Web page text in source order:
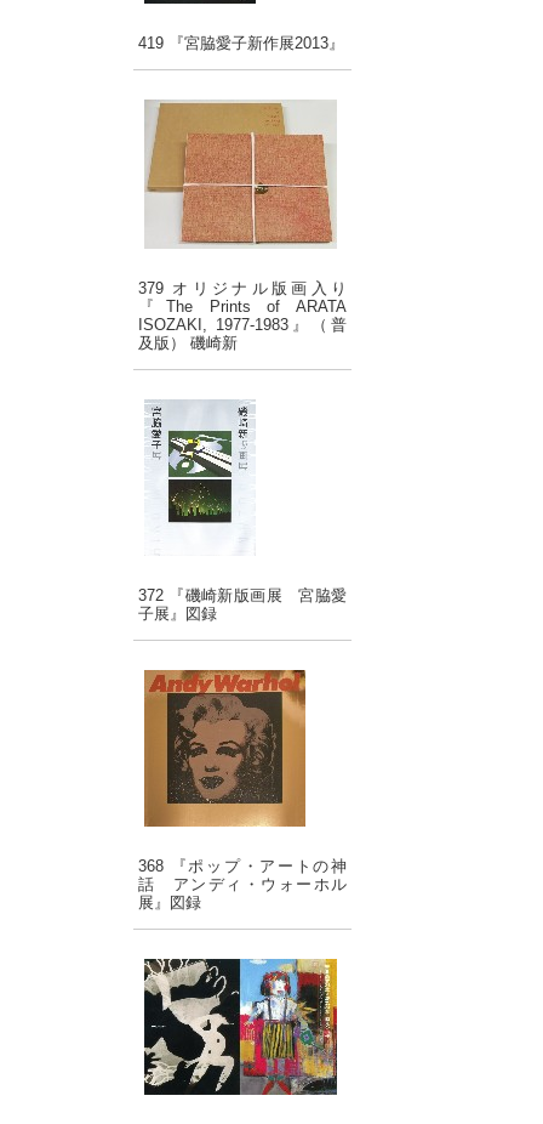
419 『宮脇愛子新作展2013』
379 オリジナル版画入り
『The Prints of ARATA
ISOZAKI, 1977-1983』（普
及版） 磯崎新
372 『磯崎新版画展 宮脇愛
子展』図録
368 『ポップ・アートの神
話 アンディ・ウォーホル
展』図録